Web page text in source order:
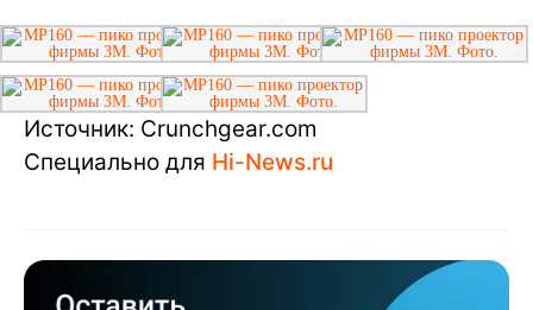
Источник: Сrunchgear.com
Специально для Hi-News.ru